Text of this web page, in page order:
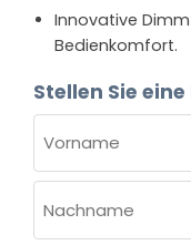
Innovative
Bedienkomfort.
Stellen Sie
(ERFORDERLICH)
Vorname